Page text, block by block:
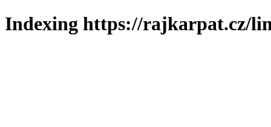
Indexing https://rajkarpat.cz/